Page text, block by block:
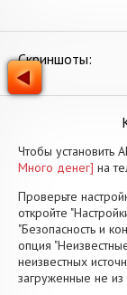
Скриншоты:
Чтобы установить
Много денег] на
Проверьте
откройте
"Безопасность и
опция
неизвестных
загруженные не